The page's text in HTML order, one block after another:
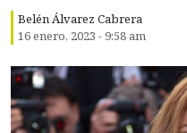
Belén Álvarez Cabrera
16 enero, 2023 - 9:58 am